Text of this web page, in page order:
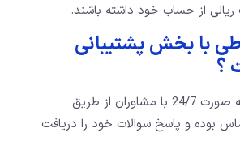
ریالی از حساب خود داشته باشند.
با بخش پشتیبانی
؟
کاربران می توانند به صورت 24/7 با مشاوران از طریق
بوده و پاسخ سوالات خود را دریافت